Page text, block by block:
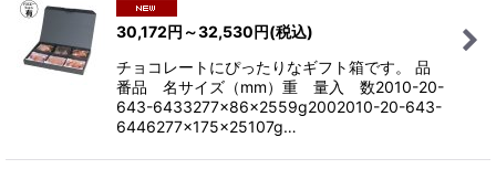
30,172円 ～32,530円(税込)
チョコレートにぴったりなギフト箱です。 品
番品 名サイズ（mm）重 量入 数2010-20-
643-6433277×86×2559g2002010-20-643-
6446277×175×25107g…